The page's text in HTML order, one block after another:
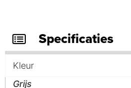
Specificaties
Kleur
Grijs